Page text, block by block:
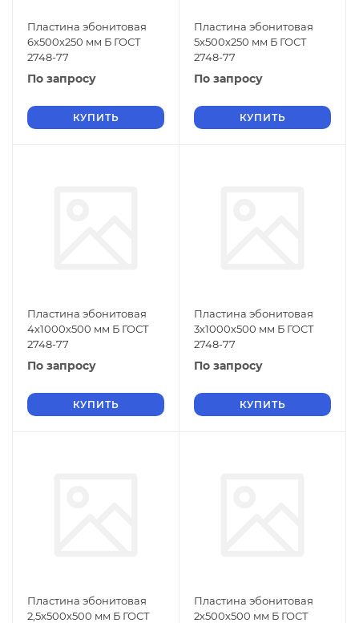
Пластина эбонитовая
6х500х250 мм Б ГОСТ
2748-77
По запросу
КУПИТЬ
Пластина эбонитовая
5х500х250 мм Б ГОСТ
2748-77
По запросу
КУПИТЬ
Пластина эбонитовая
4х1000х500 мм Б ГОСТ
2748-77
По запросу
КУПИТЬ
Пластина эбонитовая
3х1000х500 мм Б ГОСТ
2748-77
По запросу
КУПИТЬ
Пластина эбонитовая
2,5х500х500 мм Б ГОСТ
Пластина эбонитовая
2х500х500 мм Б ГОСТ